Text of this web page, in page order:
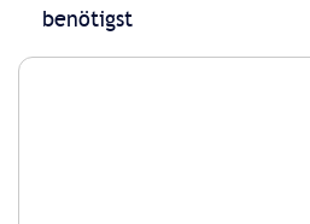
benötigst